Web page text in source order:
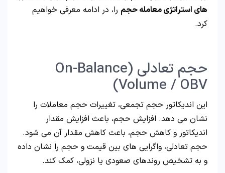
های استراتژی معامله حجم را، در ادامه معرفی خواهیم
کرد.
حجم تعادلی (On-Balance
Volume / OBV)
این اندیکاتور حجم تجمعی، تغییرات حجم معاملات را
نشان می دهد. افزایش حجم، باعث افزایش مقدار
اندیکاتور و کاهش حجم، باعث کاهش مقدار آن می شود.
حجم تعادلی، واگرایی های بین قیمت و حجم را نشان داده
و به تشخیص روندهای صعودی یا نزولی، کمک کند.